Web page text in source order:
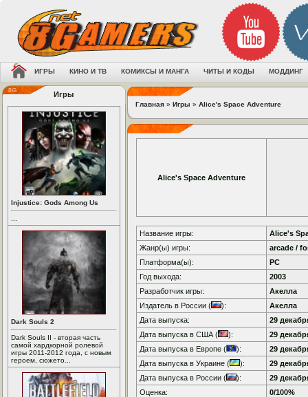
ИГРЫ КИНО И ТВ КОМИКСЫ И МАНГА ЧИТЫ И КОДЫ МОДДИНГ
Игры
Injustice: Gods Among Us
Dark Souls 2
Dark Souls II - вторая часть
самой хардкорной ролевой
игры 2011-2012 года, с новым
героем, сюжето...
Главная » Игры » Alice's Space Adventure
Alice's Space Adventure
Название игры:
Alice's
Жанр(ы) игры:
arcade /
Платформа(ы):
PC
Год выхода:
2003
Разработчик игры:
Акелла
Издатель в России (
):
Акелла
Дата выпуска:
29
Дата выпуска в США (
):
29
Дата выпуска в Европе (
):
29
Дата выпуска в Украине (
):
29
Дата выпуска в России (
):
29
Оценка:
0/100%